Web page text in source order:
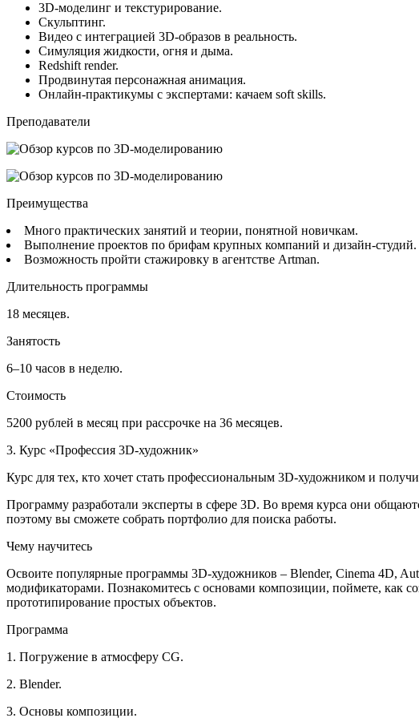
3D-моделинг и текстурирование.
Скульптинг.
Видео с интеграцией 3D-образов в реальность.
Симуляция жидкости, огня и дыма.
Redshift render.
Продвинутая персонажная анимация.
Онлайн-практикумы с экспертами: качаем soft skills.
Преподаватели
Преимущества
Много практических занятий и теории, понятной новичкам.
Выполнение проектов по брифам крупных компаний и дизайн-студий.
Возможность пройти стажировку в агентстве Artman.
Длительность программы
18 месяцев.
Занятость
6–10 часов в неделю.
Стоимость
5200 рублей в месяц при рассрочке на 36 месяцев.
3. Курс «Профессия 3D-художник»
Курс для тех, кто хочет стать профессиональным 3D-художником и
Программу разработали эксперты в сфере 3D. Во время курса они
поэтому вы сможете собрать портфолио для поиска работы.
Чему научитесь
Освоите популярные программы 3D-художников – Blender, Cinema 4D,
модификаторами. Познакомитесь с основами композиции, поймете, как
прототипирование простых объектов.
Программа
1. Погружение в атмосферу CG.
2. Blender.
3. Основы композиции.